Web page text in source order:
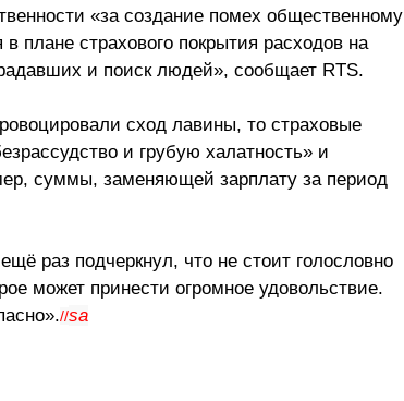
«за создание помех общественному
плане страхового покрытия расходов на
и поиск людей», сообщает RTS.
сход лавины, то страховые
и грубую халатность» и
суммы, заменяющей зарплату за период
раз подчеркнул, что не стоит голословно
может принести огромное удовольствие.
//sa